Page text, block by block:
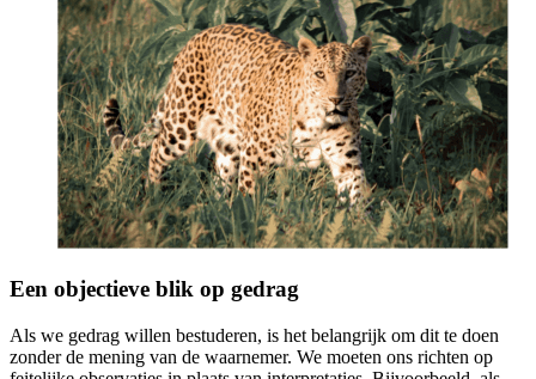
Een objectieve blik op gedrag
Als we gedrag willen bestuderen, is het belangrijk om dit te doen
zonder de mening van de waarnemer. We moeten ons richten op